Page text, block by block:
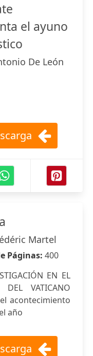
el ayuno
De León
Martel
Páginas: 400
EN EL
DEL VATICANO
acontecimiento
año